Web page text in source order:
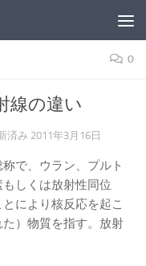
0
線の違い
済み 2011年3月16日
で、ウラン、プルト
しくは放射性同位
により核反応を起こ
）物質を指す。放射